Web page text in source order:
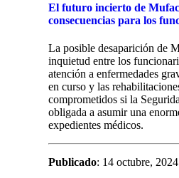
El futuro incierto de
consecuencias para los
La posible desaparición de
inquietud entre los
atención a enfermedades
en curso y las
comprometidos si la
obligada a asumir una
expedientes médicos.
Publicado: 14 octubre, 2024